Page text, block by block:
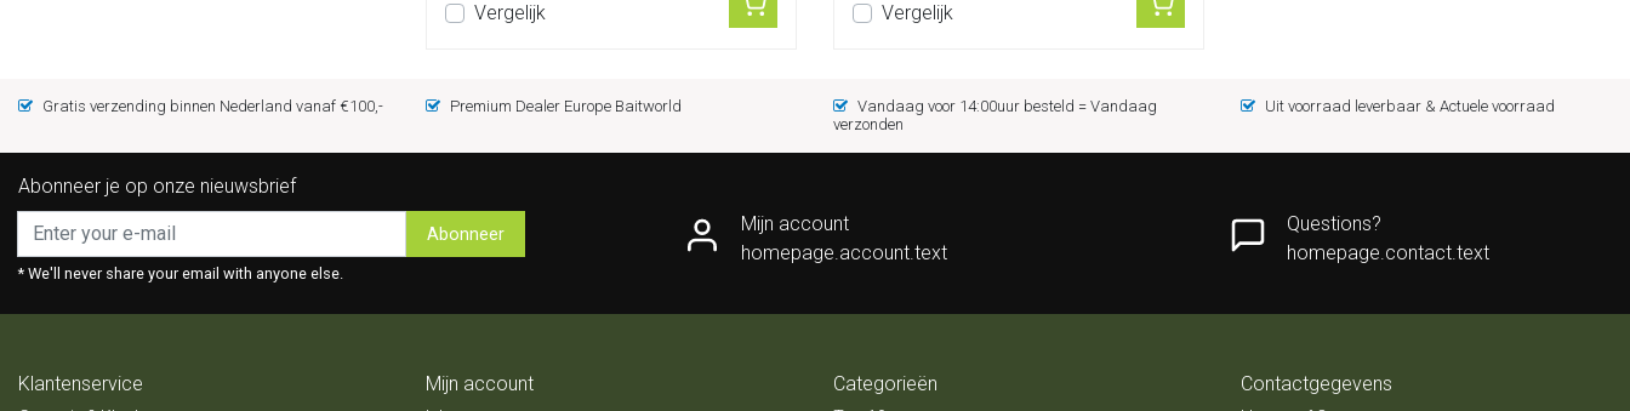
Vergelijk
Vergelijk
Gratis verzending binnen Nederland vanaf €100,- Premium Dealer Europe Baitworld
Vandaag voor 14:00uur besteld = Vandaag
verzonden
Uit voorraad leverbaar & Actuele voorraad
Abonneer je op onze nieuwsbrief
Abonneer
* We'll never share your email with anyone else.
Mijn account
homepage.account.text
Questions?
homepage.contact.text
Klantenservice Mijn account Categorieën Contactgegevens